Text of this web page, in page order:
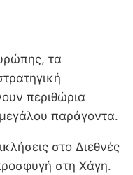
τα
περιθώρια
παράγοντα.
στο Διεθνές
στη Χάγη.